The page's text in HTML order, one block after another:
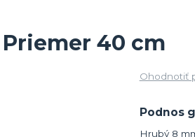
40 cm
Ohodnotiť
Podnos
Hrubý 8